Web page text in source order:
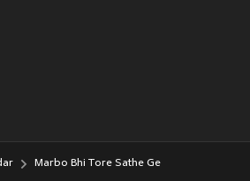
Marbo Bhi Tore Sathe Ge